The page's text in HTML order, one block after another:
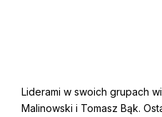
Liderami w swoich grupach
Malinowski i Tomasz Bąk.